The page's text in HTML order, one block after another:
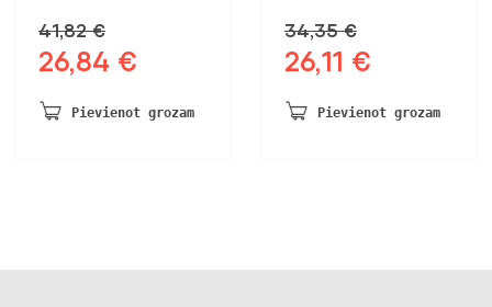
41,82€
Sākotnējā
bija:
26,84 €
ir:
Pievienot grozam
34,35€
Sākotnējā
bija:
26,11 €
ir:
Pievienot grozam